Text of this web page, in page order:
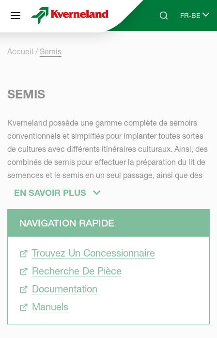
Skip to main content
SearchFR-BE
Select
Accueil Semis
SEMIS
Kverneland possède une gamme complète de semoirs
conventionnels et simplifiés pour implanter toutes sortes
de cultures avec différents itinéraires culturaux. Ainsi, des
combinés de semis pour effectuer la préparation du lit de
semences et le semis en un seul passage, ainsi que des
semoirs solo ; des semoirs de précision pour le maïs, la
sont disponibles. L'objectif du matériel de semis est de
mieux préparées, avec un accès à l'eau, aux nutriments et
au soleil.
EN SAVOIR PLUS
NAVIGATION RAPIDE
Trouvez Un Concessionnaire
Recherche De Pièce
Documentation
Manuels
Panneau de gestion des cookies